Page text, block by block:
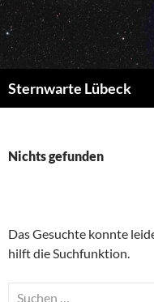
Zum
Inhalt
springen
Sternwarte Lübeck
Nichts gefunden
Das Gesuchte konnte
hilft die Suchfunktion.
Suchen